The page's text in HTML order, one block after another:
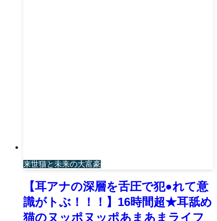
来世猫と未来の大富豪
【耳アナの深層を舌圧で犯●れて意
識がトぶ！！！】16時間超★耳舐め
猫のヌッポヌッポあまあまライフ